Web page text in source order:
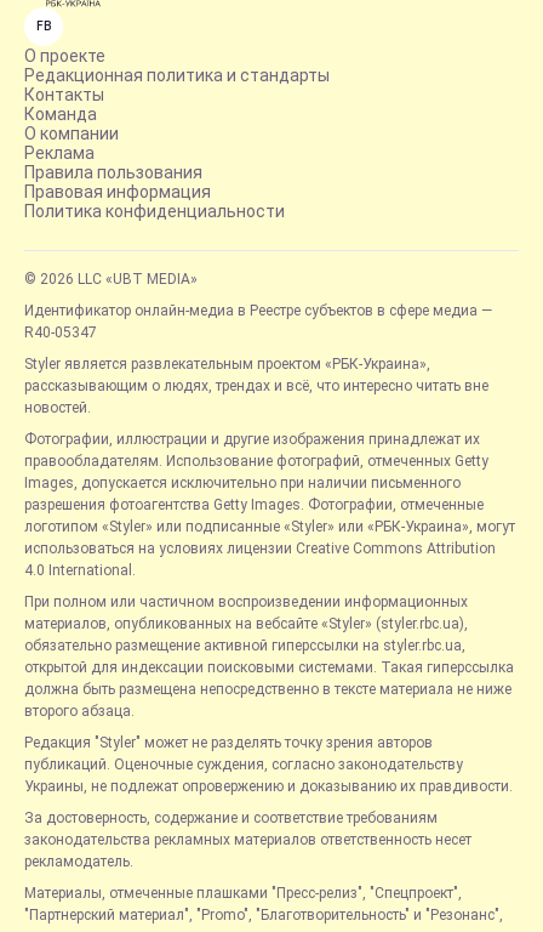
FB
О проекте
Редакционная политика и стандарты
Контакты
Команда
О компании
Реклама
Правила пользования
Правовая информация
Политика конфиденциальности
© 2026 LLC «UBT MEDIA»
Идентификатор онлайн-медиа в Реестре субъектов в сфере медиа —
R40-05347
Styler является развлекательным проектом «РБК-Украина»,
рассказывающим о людях, трендах и всё, что интересно читать вне
новостей.
Фотографии, иллюстрации и другие изображения принадлежат их
правообладателям. Использование фотографий, отмеченных Getty
Images, допускается исключительно при наличии письменного
разрешения фотоагентства Getty Images. Фотографии, отмеченные
логотипом «Styler» или подписанные «Styler» или «РБК-Украина», могут
использоваться на условиях лицензии Creative Commons Attribution
4.0 International.
При полном или частичном воспроизведении информационных
материалов, опубликованных на вебсайте «Styler» (styler.rbc.ua),
обязательно размещение активной гиперссылки на styler.rbc.ua,
открытой для индексации поисковыми системами. Такая гиперссылка
должна быть размещена непосредственно в тексте материала не ниже
второго абзаца.
Редакция "Styler" может не разделять точку зрения авторов
публикаций. Оценочные суждения, согласно законодательству
Украины, не подлежат опровержению и доказыванию их правдивости.
За достоверность, содержание и соответствие требованиям
законодательства рекламных материалов ответственность несет
рекламодатель.
Материалы, отмеченные плашками "Пресс-релиз", "Спецпроект",
"Партнерский материал", "Promo", "Благотворительность" и "Резонанс",